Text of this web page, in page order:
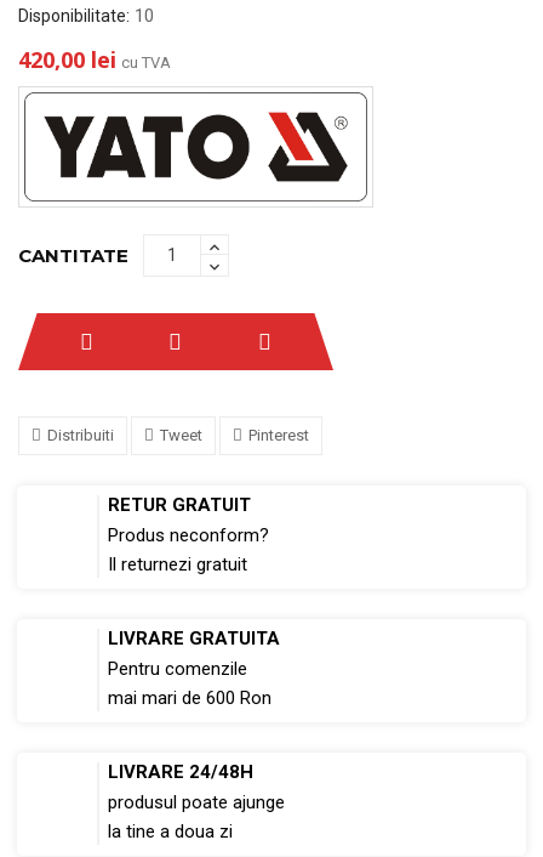
Disponibilitate: 10
420,00 lei cu TVA
CANTITATE
Distribuiti Tweet Pinterest
RETUR GRATUIT
Produs neconform?
Il returnezi gratuit
LIVRARE GRATUITA
Pentru comenzile
mai mari de 600 Ron
LIVRARE 24/48H
produsul poate ajunge
la tine a doua zi